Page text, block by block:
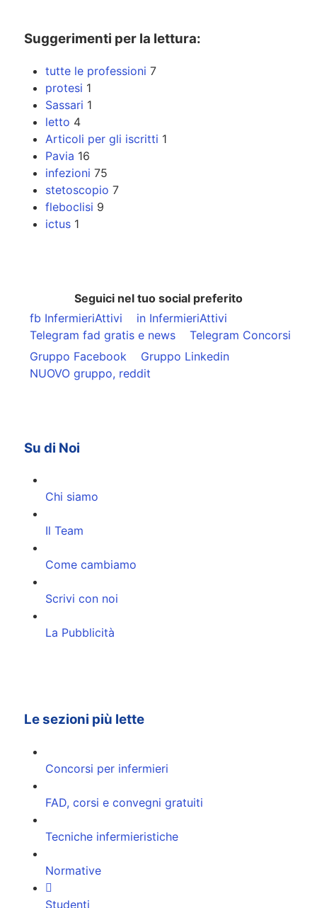
Suggerimenti per la lettura:
tutte le professioni 7
protesi 1
Sassari 1
letto 4
Articoli per gli iscritti 1
Pavia 16
infezioni 75
stetoscopio 7
fleboclisi 9
ictus 1
Seguici nel tuo social preferito
fb InfermieriAttivi
in InfermieriAttivi
Telegram fad gratis e news
Telegram Concorsi
Gruppo Facebook
Gruppo Linkedin
NUOVO gruppo, reddit
Su di Noi
Chi siamo
Il Team
Come cambiamo
Scrivi con noi
La Pubblicità
Le sezioni più lette
Concorsi per infermieri
FAD, corsi e convegni gratuiti
Tecniche infermieristiche
Normative
Studenti